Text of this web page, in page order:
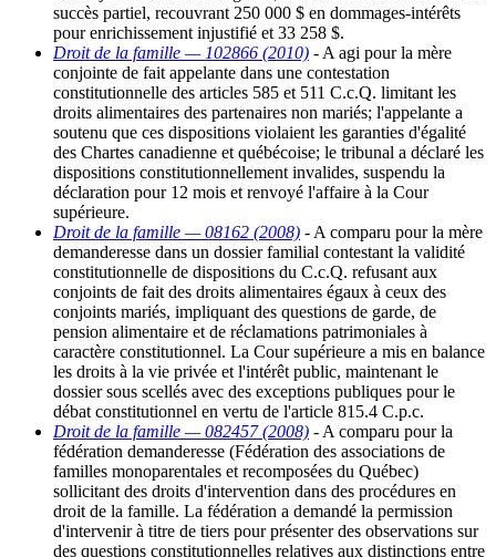
succès partiel, recouvrant 250 000 $ en dommages-intérêts
pour enrichissement injustifié et 33 258 $.
Droit de la famille — 102866 (2010) - A agi pour la mère
conjointe de fait appelante dans une contestation
constitutionnelle des articles 585 et 511 C.c.Q. limitant les
droits alimentaires des partenaires non mariés; l'appelante a
soutenu que ces dispositions violaient les garanties d'égalité
des Chartes canadienne et québécoise; le tribunal a déclaré les
dispositions constitutionnellement invalides, suspendu la
déclaration pour 12 mois et renvoyé l'affaire à la Cour
supérieure.
Droit de la famille — 08162 (2008) - A comparu pour la mère
demanderesse dans un dossier familial contestant la validité
constitutionnelle de dispositions du C.c.Q. refusant aux
conjoints de fait des droits alimentaires égaux à ceux des
conjoints mariés, impliquant des questions de garde, de
pension alimentaire et de réclamations patrimoniales à
caractère constitutionnel. La Cour supérieure a mis en balance
les droits à la vie privée et l'intérêt public, maintenant le
dossier sous scellés avec des exceptions publiques pour le
débat constitutionnel en vertu de l'article 815.4 C.p.c.
Droit de la famille — 082457 (2008) - A comparu pour la
fédération demanderesse (Fédération des associations de
familles monoparentales et recomposées du Québec)
sollicitant des droits d'intervention dans des procédures en
droit de la famille. La fédération a demandé la permission
d'intervenir à titre de tiers pour présenter des observations sur
des questions constitutionnelles relatives aux distinctions entre